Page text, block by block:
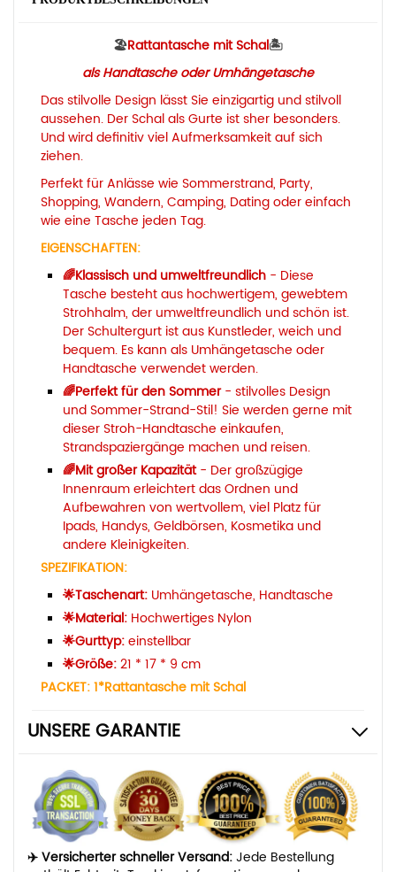
🏖Rattantasche mit Schal🏝
als Handtasche oder Umhängetasche
Das stilvolle Design lässt Sie einzigartig und stilvoll
aussehen. Der Schal als Gurte ist sher besonders.
Und wird definitiv viel Aufmerksamkeit auf sich
ziehen.
Perfekt für Anlässe wie Sommerstrand, Party,
Shopping, Wandern, Camping, Dating oder einfach
wie eine Tasche jeden Tag.
EIGENSCHAFTEN:
🌈Klassisch und umweltfreundlich - Diese
Tasche besteht aus hochwertigem, gewebtem
Strohhalm, der umweltfreundlich und schön ist.
Der Schultergurt ist aus Kunstleder, weich und
bequem. Es kann als Umhängetasche oder
Handtasche verwendet werden.
🌈Perfekt für den Sommer- stilvolles Design
und Sommer-Strand-Stil! Sie werden gerne mit
dieser Stroh-Handtasche einkaufen,
Strandspaziergänge machen und reisen.
🌈Mitgroßer Kapazität- Der großzügige
Innenraum erleichtert das Ordnen und
Aufbewahren von wertvollem, viel Platz für
Ipads, Handys, Geldbörsen, Kosmetika und
andere Kleinigkeiten.
SPEZIFIKATION:
🌟Taschenart: Umhängetasche, Handtasche
🌟Material: Hochwertiges Nylon
🌟Gurttyp:einstellbar
🌟Größe:21 * 17 * 9 cm
PACKET: 1*Rattantasche mit Schal
UNSERE GARANTIE
✈️ Versicherter schneller Versand:Jede Bestellung